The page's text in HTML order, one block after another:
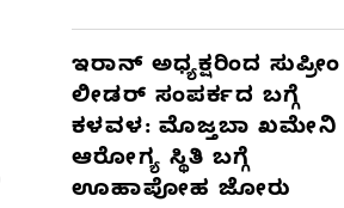
ಇರಾನ್ ಅಧ್ಯಕ್ಷರಿಂದ ಸುಪ್ರೀಂ
ಲೀಡರ್ ಸಂಪರ್ಕದ ಬಗ್ಗೆ
ಕಳವಳ: ಮೊಜ್ತಬಾ ಖಮೇನಿ
ಆರೋಗ್ಯ ಸ್ಥಿತಿ ಬಗ್ಗೆ
ಊಹಾಪೋಹ ಜೋರು